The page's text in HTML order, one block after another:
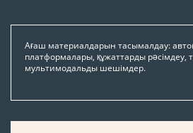
Ағаш материалдарын тасымалдау:
платформалары, құжаттарды рәсімдеу,
мультимодальды шешімдер.